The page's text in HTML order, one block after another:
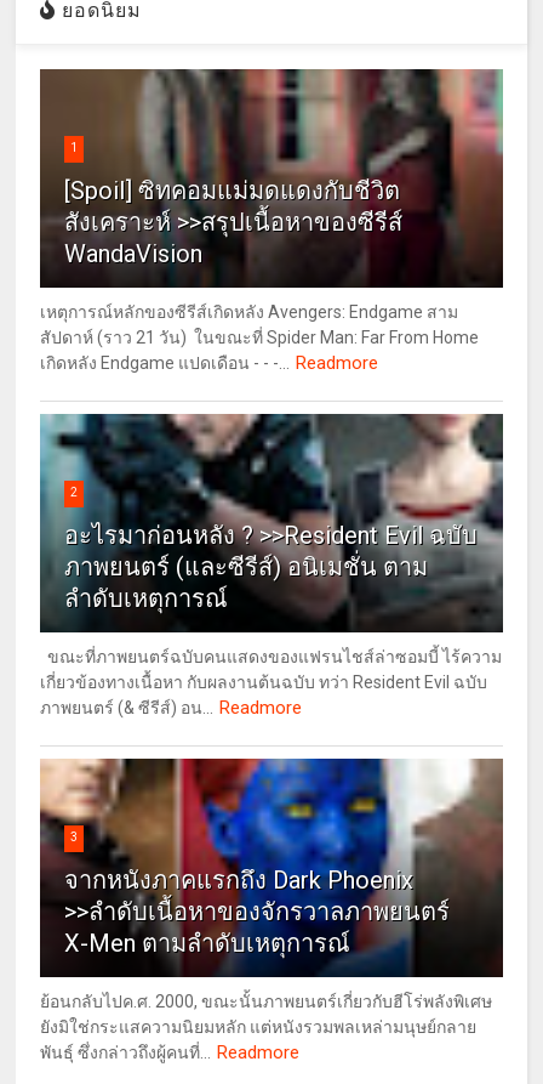
ยอดนิยม
1
[Spoil] ซิทคอมแม่มดแดงกับชีวิต
สังเคราะห์ >>สรุปเนื้อหาของซีรีส์
WandaVision
เหตุการณ์หลักของซีรีส์เกิดหลัง Avengers: Endgame สาม
สัปดาห์ (ราว 21 วัน) ในขณะที่ Spider Man: Far From Home
เกิดหลัง Endgame แปดเดือน - - -... Readmore
2
อะไรมาก่อนหลัง ? >>Resident Evil ฉบับ
ภาพยนตร์ (และซีรีส์) อนิเมชั่น ตาม
ลำดับเหตุการณ์
ขณะที่ภาพยนตร์ฉบับคนแสดงของแฟรนไชส์ล่าซอมบี้ ไร้ความ
เกี่ยวข้องทางเนื้อหา กับผลงานต้นฉบับ ทว่า Resident Evil ฉบับ
ภาพยนตร์ (& ซีรีส์) อน... Readmore
3
จากหนังภาคแรกถึง Dark Phoenix
>>ลำดับเนื้อหาของจักรวาลภาพยนตร์
X-Men ตามลำดับเหตุการณ์
ย้อนกลับไปค.ศ. 2000, ขณะนั้นภาพยนตร์เกี่ยวกับฮีโร่พลังพิเศษ
ยังมิใช่กระแสความนิยมหลัก แต่หนังรวมพลเหล่ามนุษย์กลาย
พันธุ์ ซึ่งกล่าวถึงผู้คนที่... Readmore